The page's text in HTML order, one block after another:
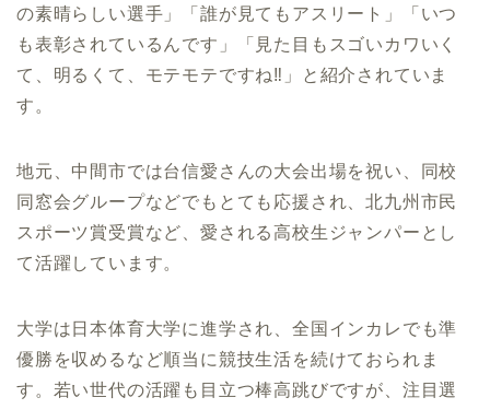
の素晴らしい選手」「誰が見てもアスリート」「いつ
も表彰されているんです」「見た目もスゴいカワいく
て、明るくて、モテモテですね‼」と紹介されていま
す。
地元、中間市では台信愛さんの大会出場を祝い、同校
同窓会グループなどでもとても応援され、北九州市民
スポーツ賞受賞など、愛される高校生ジャンパーとし
て活躍しています。
大学は日本体育大学に進学され、全国インカレでも準
優勝を収めるなど順当に競技生活を続けておられま
す。若い世代の活躍も目立つ棒高跳びですが、注目選